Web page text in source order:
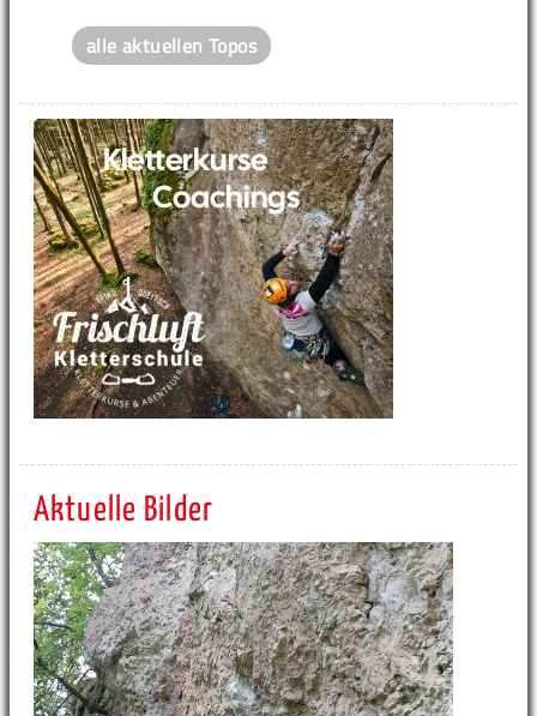
alle aktuellen Topos
Aktuelle Bilder